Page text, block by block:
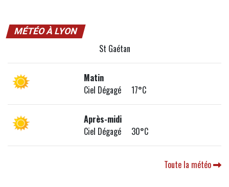
MÉTÉO À LYON
St Gaétan
Matin
Ciel Dégagé 17°C
Après-midi
Ciel Dégagé 30°C
Toute la météo